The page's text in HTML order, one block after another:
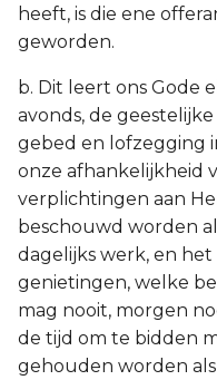
heeft, is die ene
geworden.
b. Dit leert ons Gode
avonds, de
gebed en lofzegging
onze afhankelijkheid
verplichtingen aan
beschouwd worden
dagelijks werk, en
genietingen, welke
mag nooit, morgen
de tijd om te bidden
gehouden worden